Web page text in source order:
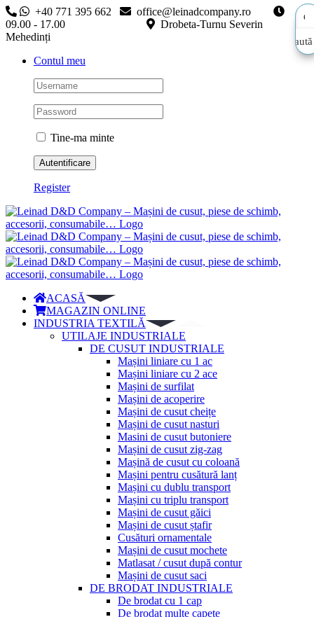
Skip
to
content
+40 771 395 662
office@leinadcompany.ro
09.00 - 17.00
Drobeta-Turnu Severin
Mehedinți
Contul meu
Tine-ma minte
Register
ACASĂ
MAGAZIN ONLINE
INDUSTRIA TEXTILĂ
UTILAJE INDUSTRIALE
DE CUSUT INDUSTRIALE
Mașini liniare cu 1 ac
Mașini liniare cu 2 ace
Mașini de surfilat
Mașini de acoperire
Mașini de cusut cheițe
Mașini de cusut nasturi
Masini de cusut butoniere
Mașini de cusut zig-zag
Mașină de cusut cu coloană
Mașini pentru cusătură lanț
Mașini cu dublu transport
Mașini cu triplu transport
Mașini de cusut găici
Mașini de cusut ștafir
Cusături ornamentale
Mașini de cusut mochete
Matlasat / cusut după contur
Mașini de cusut saci
DE BRODAT INDUSTRIALE
De brodat cu 1 cap
De brodat multe capete
Caută
Caută